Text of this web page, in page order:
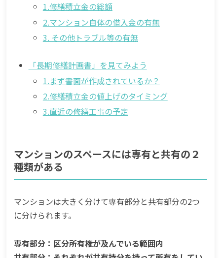
1.修繕積立金の総額
2.マンション自体の借入金の有無
3. その他トラブル等の有無
「長期修繕計画書」を見てみよう
1.まず書面が作成されているか？
2.修繕積立金の値上げのタイミング
3.直近の修繕工事の予定
マンションのスペースには専有と共有の２
種類がある
マンションは大きく分けて専有部分と共有部分の2つ
に分けられます。
専有部分：区分所有権が及んでいる範囲内